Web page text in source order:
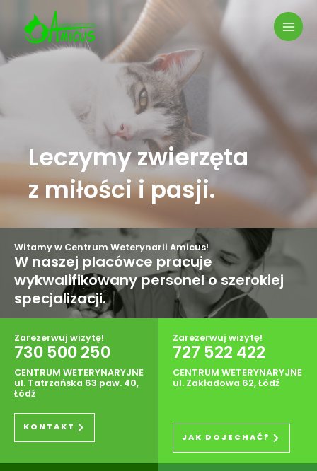
content
Leczymy zwierzęta
z miłości i pasji.
Witamy w Centrum Weterynarii Amicus!
W naszej placówce pracuje
wykwalifikowany personel o szerokiej
specjalizacji.
Zarezerwuj wizytę!
730 500 250
CENTRUM WETERYNARYJNE
ul. Tatrzańska 63 paw. 40,
Łódź
KONTAKT
Zarezerwuj wizytę!
727 522 422
CENTRUM WETERYNARYJNE
ul. Zakładowa 62, Łódź
JAK DOJECHAĆ?